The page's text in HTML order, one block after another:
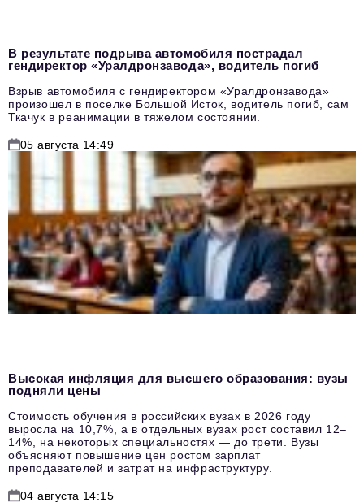
В результате подрыва автомобиля пострадал
гендиректор «Уралдронзавода», водитель погиб
Взрыв автомобиля с гендиректором «Уралдронзавода»
произошел в поселке Большой Исток, водитель погиб, сам
Ткачук в реанимации в тяжелом состоянии.
05 августа 14:49
Высокая инфляция для высшего образования: вузы
подняли цены
Стоимость обучения в российских вузах в 2026 году
выросла на 10,7%, а в отдельных вузах рост составил 12–
14%, на некоторых специальностях — до трети. Вузы
объясняют повышение цен ростом зарплат
преподавателей и затрат на инфраструктуру.
04 августа 14:15